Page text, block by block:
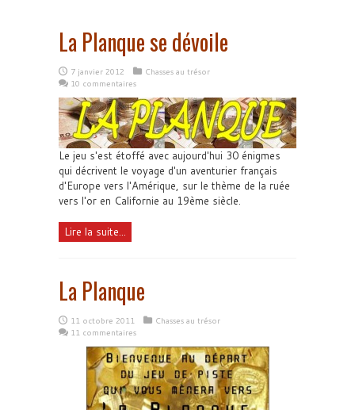
La Planque se dévoile
7 janvier 2012
Chasses au trésor
10 commentaires
Le jeu s'est étoffé avec aujourd'hui 30 énigmes
qui décrivent le voyage d'un aventurier français
d'Europe vers l'Amérique, sur le thème de la ruée
vers l'or en Californie au 19ème siècle.
Lire la suite...
La Planque
11 octobre 2011
Chasses au trésor
11 commentaires